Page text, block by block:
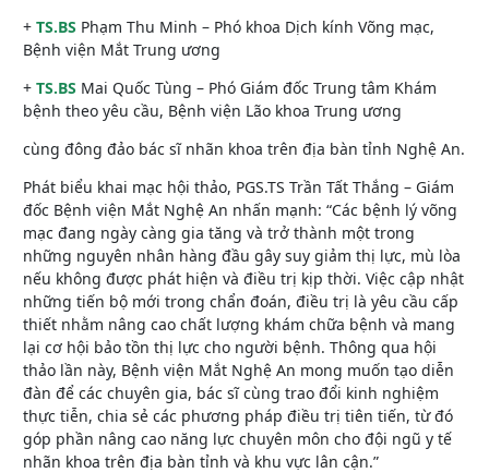
+ TS.BS Phạm Thu Minh – Phó khoa Dịch kính Võng mạc,
Bệnh viện Mắt Trung ương
+ TS.BS Mai Quốc Tùng – Phó Giám đốc Trung tâm Khám
bệnh theo yêu cầu, Bệnh viện Lão khoa Trung ương
cùng đông đảo bác sĩ nhãn khoa trên địa bàn tỉnh Nghệ An.
Phát biểu khai mạc hội thảo, PGS.TS Trần Tất Thắng – Giám
đốc Bệnh viện Mắt Nghệ An nhấn mạnh: “Các bệnh lý võng
mạc đang ngày càng gia tăng và trở thành một trong
những nguyên nhân hàng đầu gây suy giảm thị lực, mù lòa
nếu không được phát hiện và điều trị kịp thời. Việc cập nhật
những tiến bộ mới trong chẩn đoán, điều trị là yêu cầu cấp
thiết nhằm nâng cao chất lượng khám chữa bệnh và mang
lại cơ hội bảo tồn thị lực cho người bệnh. Thông qua hội
thảo lần này, Bệnh viện Mắt Nghệ An mong muốn tạo diễn
đàn để các chuyên gia, bác sĩ cùng trao đổi kinh nghiệm
thực tiễn, chia sẻ các phương pháp điều trị tiên tiến, từ đó
góp phần nâng cao năng lực chuyên môn cho đội ngũ y tế
nhãn khoa trên địa bàn tỉnh và khu vực lân cận.”